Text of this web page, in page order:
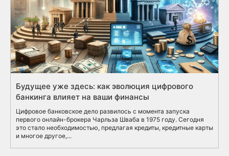
Будущее уже здесь: как эволюция цифрового
банкинга влияет на ваши финансы
Цифровое банковское дело развилось с момента запуска
первого онлайн-брокера Чарльза Шваба в 1975 году. Сегодня
это стало необходимостью, предлагая кредиты, кредитные карты
и многое другое,...